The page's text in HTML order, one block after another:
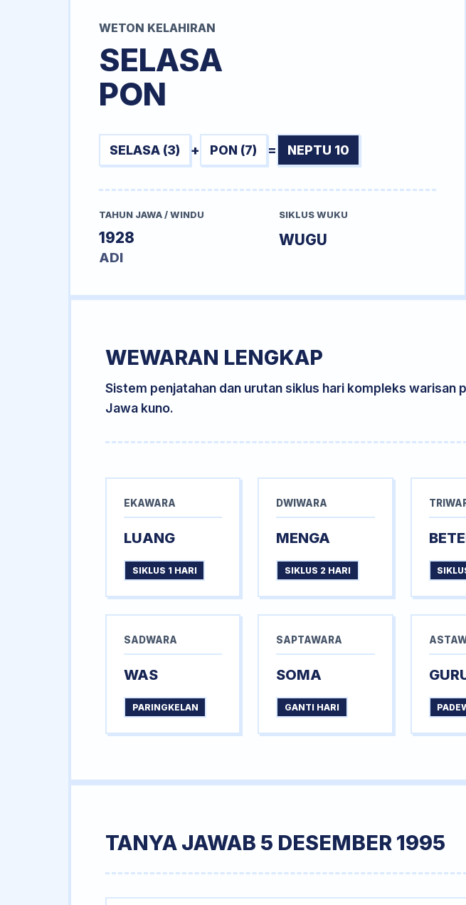
WETON KELAHIRAN
SELASA
PON
SELASA (3) + PON (7) = NEPTU 10
TAHUN JAWA / WINDU
1928
ADI
SIKLUS WUKU
WUGU
WEWARAN LENGKAP
Sistem penjatahan dan urutan siklus hari kompleks warisan
Jawa kuno.
EKAWARA
LUANG
SIKLUS 1 HARI
DWIWARA
MENGA
SIKLUS 2 HARI
SADWARA
WAS
PARINGKELAN
SAPTAWARA
SOMA
GANTI HARI
TANYA JAWAB 5 DESEMBER 1995